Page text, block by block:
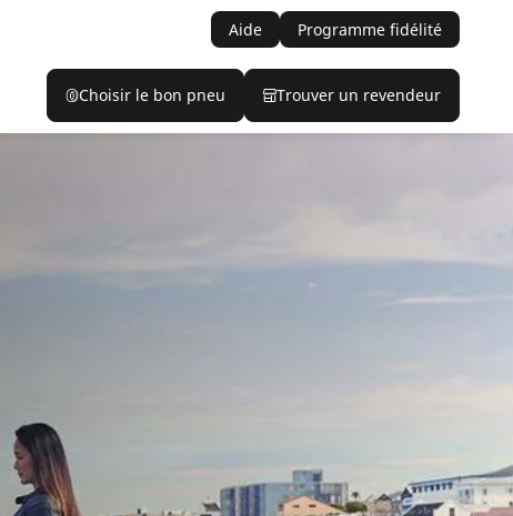
Aide Programme fidélité
Choisir le bon pneu Trouver un revendeur